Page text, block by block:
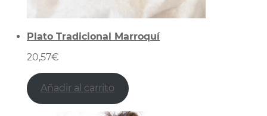
Plato Tradicional Marroquí
20,57€
Añadir al carrito